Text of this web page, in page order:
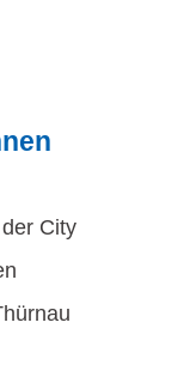
City